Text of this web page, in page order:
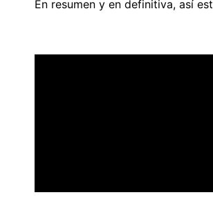
En resumen y en definitiva, así